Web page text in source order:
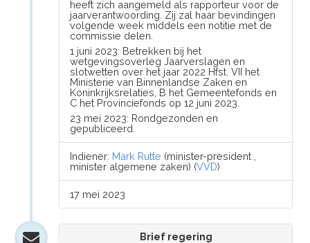
heeft zich aangemeld als rapporteur voor de
jaarverantwoording. Zij zal haar bevindingen
volgende week middels een notitie met de
commissie delen.
1 juni 2023: Betrekken bij het
wetgevingsoverleg Jaarverslagen en
slotwetten over het jaar 2022 Hfst. VII het
Ministerie van Binnenlandse Zaken en
Koninkrijksrelaties, B het Gemeentefonds en
C het Provinciefonds op 12 juni 2023.
23 mei 2023: Rondgezonden en
gepubliceerd.
Indiener: Mark Rutte (minister-president ,
minister algemene zaken) (VVD)
17 mei 2023
Brief regering